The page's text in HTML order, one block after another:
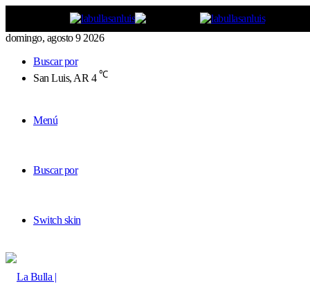
domingo, agosto 9 2026
Buscar por
San Luis, AR 4 ℃
Menú
Buscar por
Switch skin